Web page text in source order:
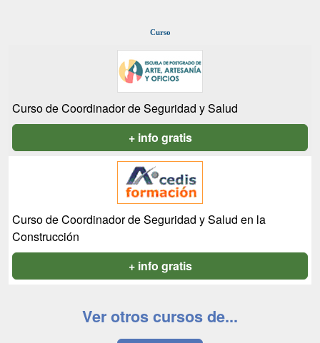
Curso
Curso de Coordinador de Seguridad y Salud
+ info gratis
Curso de Coordinador de Seguridad y Salud en la
Construcción
+ info gratis
Ver otros cursos de...